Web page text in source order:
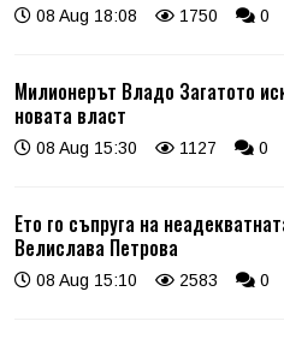
08 Aug 18:08 1750 0
Милионерът Владо Загатото
новата власт
08 Aug 15:30 1127 0
Ето го съпруга на
Велислава Петрова
08 Aug 15:10 2583 0